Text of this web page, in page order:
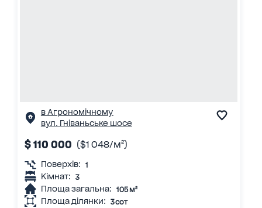
в Агрономічному
вул. Гніваньське шосе
$ 110 000 ($1 048/м²)
Поверхів: 1
Кімнат: 3
Площа загальна: 105 м²
Площа ділянки: 3 сот